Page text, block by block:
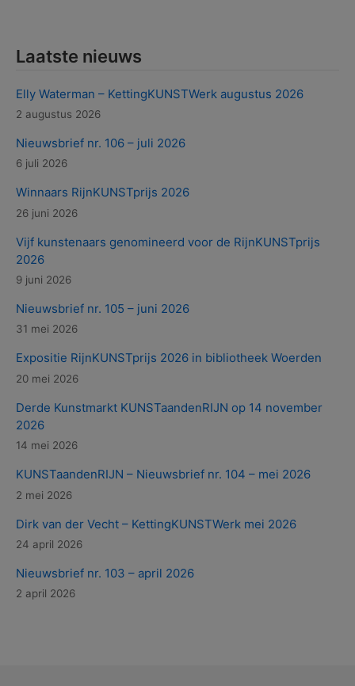
Laatste nieuws
Elly Waterman – KettingKUNSTWerk augustus 2026
2 augustus 2026
Nieuwsbrief nr. 106 – juli 2026
6 juli 2026
Winnaars RijnKUNSTprijs 2026
26 juni 2026
Vijf kunstenaars genomineerd voor de RijnKUNSTprijs
2026
9 juni 2026
Nieuwsbrief nr. 105 – juni 2026
31 mei 2026
Expositie RijnKUNSTprijs 2026 in bibliotheek Woerden
20 mei 2026
Derde Kunstmarkt KUNSTaandenRIJN op 14 november
2026
14 mei 2026
KUNSTaandenRIJN – Nieuwsbrief nr. 104 – mei 2026
2 mei 2026
Dirk van der Vecht – KettingKUNSTWerk mei 2026
24 april 2026
Nieuwsbrief nr. 103 – april 2026
2 april 2026